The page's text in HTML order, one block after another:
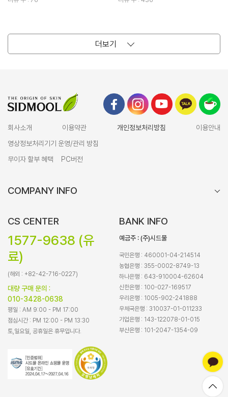
더보기
회사소개 이용약관 개인정보처리방침
이용안내
영상정보처리기기 운영/관리 방침
무이자 할부 혜택
PC버전
COMPANY INFO
CS CENTER
1577-9638 (유
료)
(해외 : +82-42-716-0227)
대량 구매 문의 :
010-3428-0638
평일 : AM 9:00 - PM 17:00
점심시간 : PM 12:00 - PM 13:30
토,일요일, 공휴일은 휴무입니다.
BANK INFO
예금주 : (주)시드물
국민은행 : 460001-04-214514
농협은행 : 355-0002-8749-13
하나은행 : 643-910004-62604
신한은행 : 100-027-169517
우리은행 : 1005-902-241888
우체국은행 : 310037-01-011233
기업은행 : 143-122078-01-015
부산은행 : 101-2047-1354-09